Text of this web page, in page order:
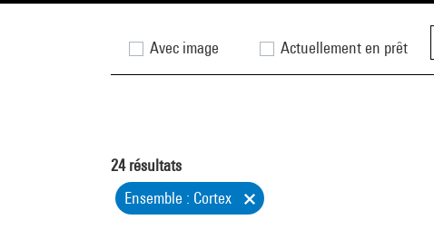
Avec image Actuellement en prêt
24résultats
Ensemble : Cortex